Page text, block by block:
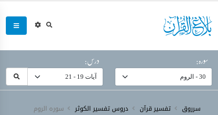
سورہ: درس:
سرروق تفسیر قرآن دروس تفسیر الکوثر سورہ ‎الروم‎